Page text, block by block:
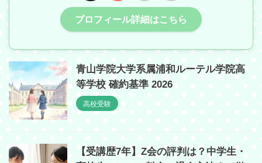
プロフィール詳細はこちら
青山学院大学系属浦和ルーテル学院高
等学校 確約基準 2026
高校受験
【受講歴7年】Z会の評判は？中学生・